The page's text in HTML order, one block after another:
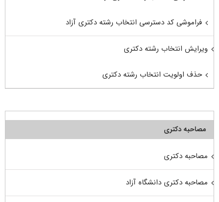
فراموشی کد دسترسی انتخاب رشته دکتری آزاد
ویرایش انتخاب رشته دکتری
حذف اولویت انتخاب رشته دکتری
مصاحبه دکتری
مصاحبه دکتری
مصاحبه دکتری دانشگاه آزاد